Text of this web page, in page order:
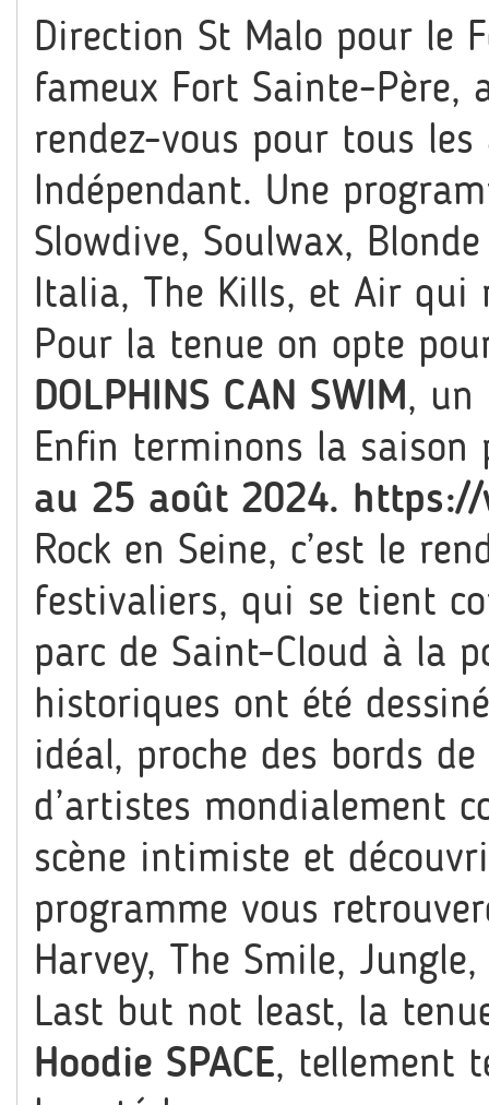
Direction St Malo pour le
fameux Fort Sainte-Père,
rendez-vous pour tous
Indépendant. Une
Slowdive, Soulwax,
Italia, The Kills, et Air qui
Pour la tenue on opte
DOLPHINS CAN SWIM, un
Enfin terminons la
au 25 août 2024. https://
Rock en Seine, c’est le
festivaliers, qui se tient
parc de Saint-Cloud à la
historiques ont été
idéal, proche des bords
d’artistes mondialement
scène intimiste et
programme vous
Harvey, The Smile,
Last but not least, la
Hoodie SPACE, tellement